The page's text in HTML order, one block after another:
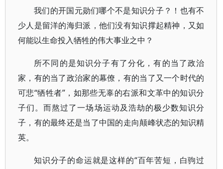
我们的开国元勋们哪个不是知识分子？！也有不
少人是留洋的海归派，他们没有知识撑起精神，又如
何能以生命投入牺牲的伟大事业之中？
所不同的是知识分子有了分化，有的当了政治
家，有的当了政治家的幕僚，有的当了又一个时代的
可悲“牺牲者”，如那些无辜的右派和文革中的知识分
子们。而熬过了一场场运动及浩劫的极少数知识分
子，有的最终还是当了中国的走向颠峰状态的知识精
英。
知识分子的命运就是这样的“百年苦短，白驹过